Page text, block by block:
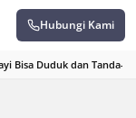
Hubungi Kami
Bisa Duduk dan Tanda-